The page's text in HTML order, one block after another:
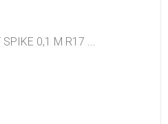
0,1 M R17 ...